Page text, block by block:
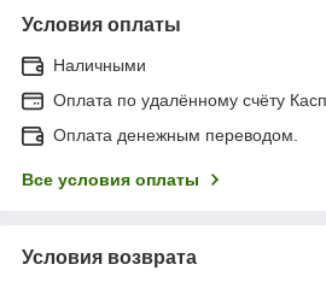
Условия оплаты
Наличными
Оплата по удалённому счёту
Оплата денежным переводом.
Все условия оплаты
Условия возврата